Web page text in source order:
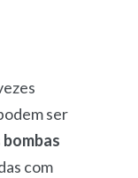
ser
bombas
com